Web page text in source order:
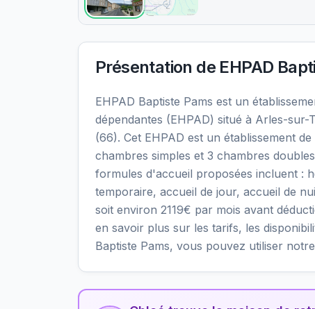
Présentation de EHPAD
EHPAD Baptiste Pams est un
dépendantes (EHPAD) situé à Arles-
(66). Cet EHPAD est un établissement
chambres simples et 3 chambres
formules d'accueil proposées incluent :
temporaire, accueil de jour, accueil de
soit environ 2119€ par mois avant
en savoir plus sur les tarifs, les
Baptiste Pams, vous pouvez utiliser